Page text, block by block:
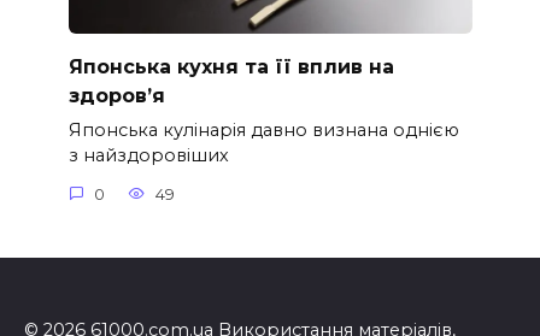
Японська кухня та її вплив на
здоров’я
Японська кулінарія давно визнана однією
з найздоровіших
0 49
© 2026 61000.com.ua Використання матеріалів,